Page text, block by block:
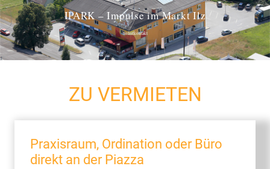
IPARK – Impulse im Markt Ilz
Sofortkontakt
ZU VERMIETEN
Praxisraum, Ordination oder Büro
direkt an der Piazza